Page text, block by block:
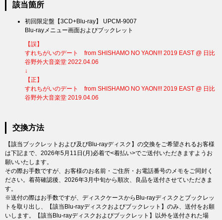
該当箇所
初回限定盤【3CD+Blu-ray】 UPCM-9007
Blu-rayメニュー画面およびブックレット
【誤】
すれちがいのデート from SHISHAMO NO YAON!!! 2019 EAST @ 日比
谷野外大音楽堂 2022.04.06
↓
【正】
すれちがいのデート from SHISHAMO NO YAON!!! 2019 EAST @ 日比
谷野外大音楽堂 2019.04.06
交換方法
【該当ブックレットおよび及びBlu-rayディスク】の交換をご希望されるお客様
は下記まで、2026年5月11日(月)必着で<着払い>でご送付いただきますようお
願いいたします。
その際お手数ですが、お客様のお名前・ご住所・お電話番号のメモをご同封く
ださい。着荷確認後、2026年3月中旬から順次、良品を送付させていただきま
す。
※送付の際はお手数ですが、ディスクケースからBlu-rayディスクとブックレッ
トを取り出し、【該当Blu-rayディスクおよびブックレット】のみ、送付をお願
いします。【該当Blu-rayディスクおよびブックレット】以外を送付された場